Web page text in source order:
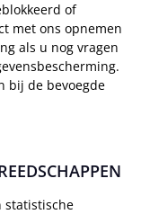
of
met ons opnemen
als u nog vragen
bij de bevoegde
statistische